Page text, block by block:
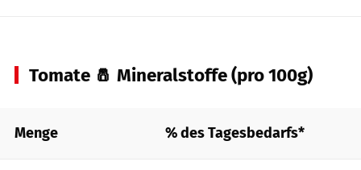
Tomate 🧂 Mineralstoffe (pro 100g)
Menge % des Tagesbedarfs*